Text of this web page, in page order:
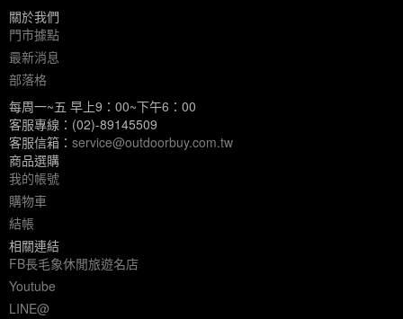
關於我們
門市據點
最新消息
部落格
每周一~五 早上9：00~下午6：00
客服專線：(02)-89145509
客服信箱： service@outdoorbuy.com.tw
商品選購
我的帳號
購物車
結帳
相關連結
FB長毛象休閒旅遊名店
Youtube
LINE@